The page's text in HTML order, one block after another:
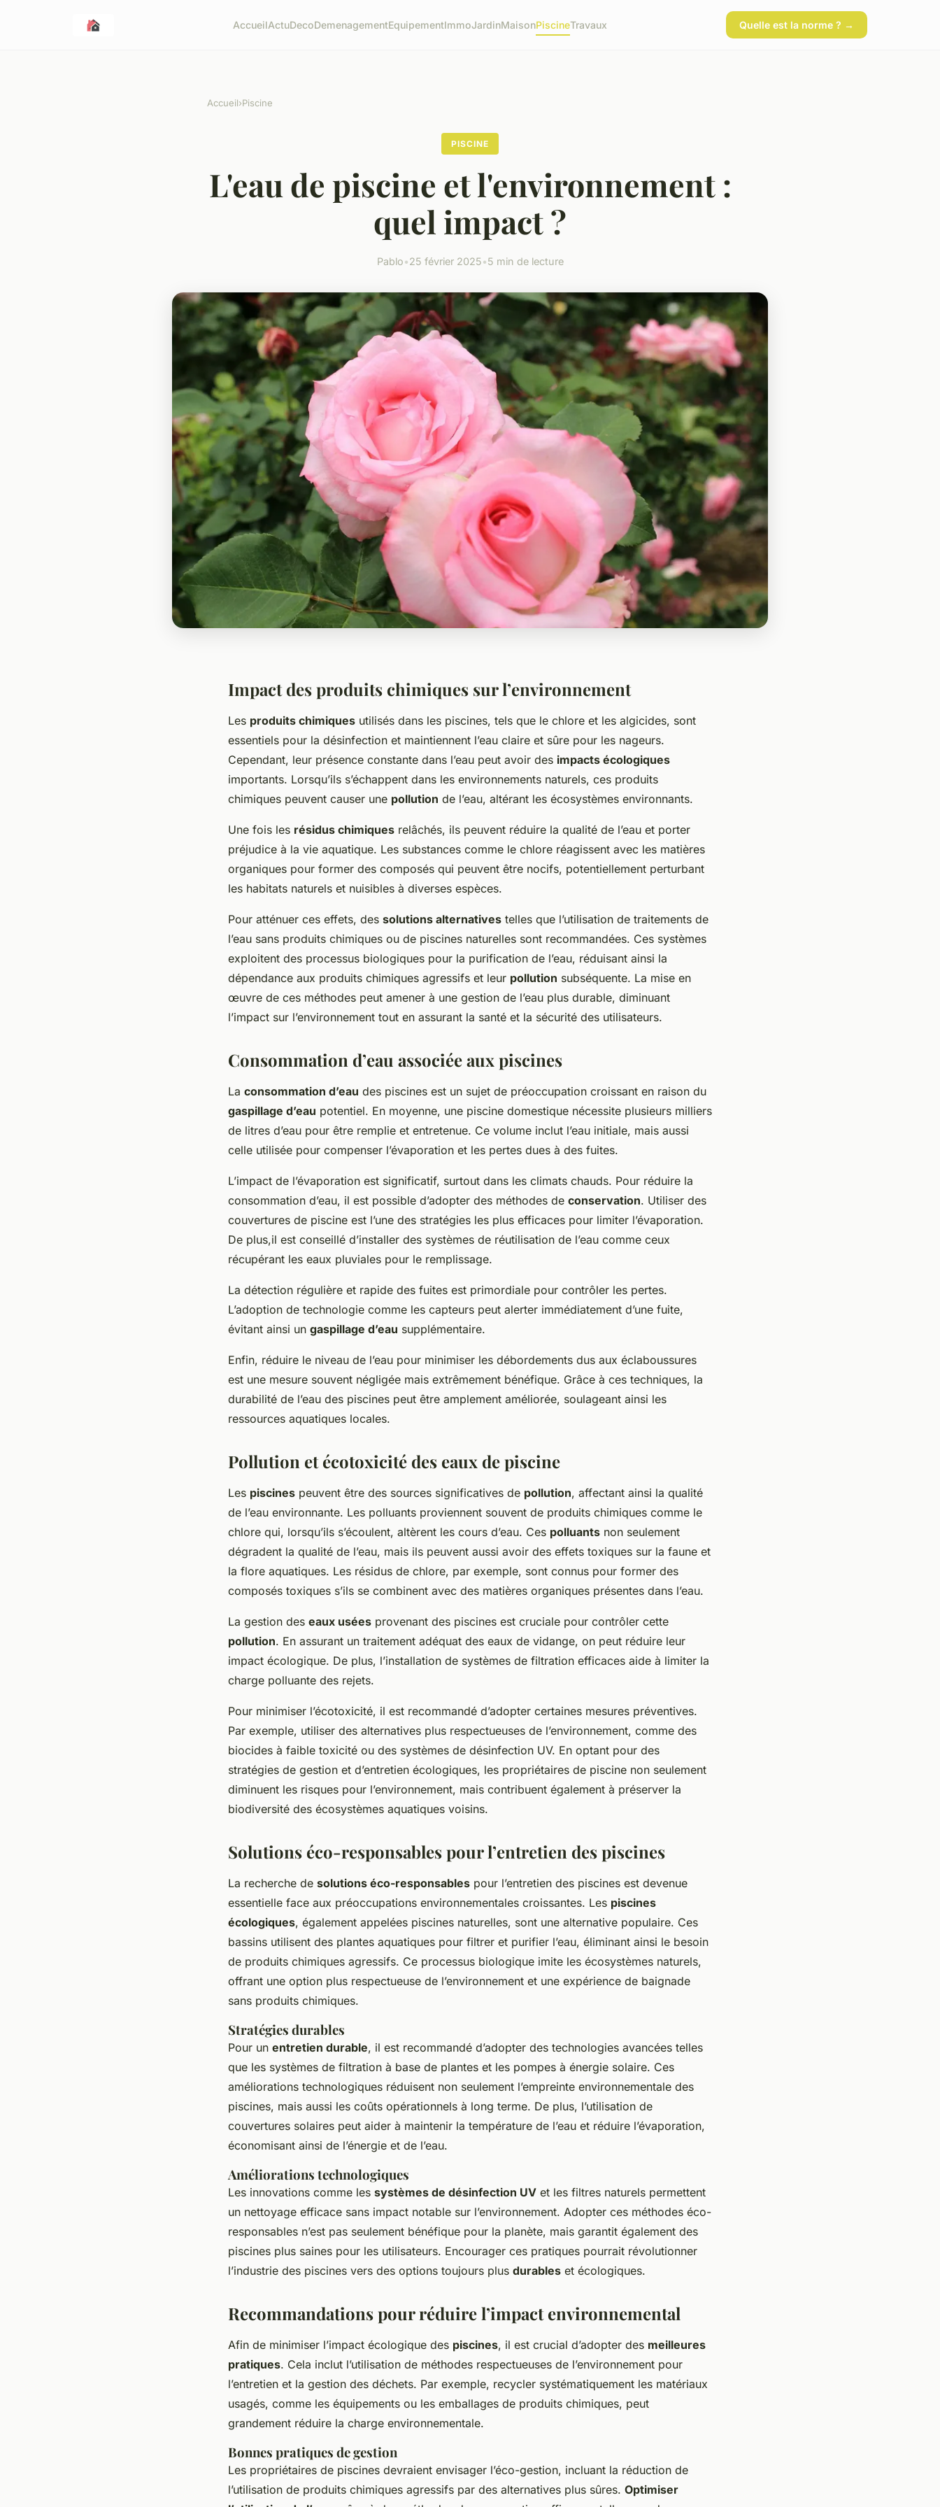
AccueilActuDecoDemenagementEquipementImmoJardinMaisonPiscineTravaux Quelle est la norme ? →
Accueil›Piscine
PISCINE
L'eau de piscine et l'environnement :
quel impact ?
Pablo•25 février 2025•5 min de lecture
Impact des produits chimiques sur l’environnement
Les produits chimiques utilisés dans les piscines, tels que le chlore et les algicides, sont
essentiels pour la désinfection et maintiennent l’eau claire et sûre pour les nageurs.
Cependant, leur présence constante dans l’eau peut avoir des impacts écologiques
importants. Lorsqu’ils s’échappent dans les environnements naturels, ces produits
chimiques peuvent causer une pollution de l’eau, altérant les écosystèmes environnants.
Une fois les résidus chimiques relâchés, ils peuvent réduire la qualité de l’eau et porter
préjudice à la vie aquatique. Les substances comme le chlore réagissent avec les matières
organiques pour former des composés qui peuvent être nocifs, potentiellement perturbant
les habitats naturels et nuisibles à diverses espèces.
Pour atténuer ces effets, des solutions alternatives telles que l’utilisation de traitements de
l’eau sans produits chimiques ou de piscines naturelles sont recommandées. Ces systèmes
exploitent des processus biologiques pour la purification de l’eau, réduisant ainsi la
dépendance aux produits chimiques agressifs et leur pollution subséquente. La mise en
œuvre de ces méthodes peut amener à une gestion de l’eau plus durable, diminuant
l’impact sur l’environnement tout en assurant la santé et la sécurité des utilisateurs.
Consommation d’eau associée aux piscines
La consommation d’eau des piscines est un sujet de préoccupation croissant en raison du
gaspillage d’eau potentiel. En moyenne, une piscine domestique nécessite plusieurs milliers
de litres d’eau pour être remplie et entretenue. Ce volume inclut l’eau initiale, mais aussi
celle utilisée pour compenser l’évaporation et les pertes dues à des fuites.
L’impact de l’évaporation est significatif, surtout dans les climats chauds. Pour réduire la
consommation d’eau, il est possible d’adopter des méthodes de conservation. Utiliser des
couvertures de piscine est l’une des stratégies les plus efficaces pour limiter l’évaporation.
De plus,il est conseillé d’installer des systèmes de réutilisation de l’eau comme ceux
récupérant les eaux pluviales pour le remplissage.
La détection régulière et rapide des fuites est primordiale pour contrôler les pertes.
L’adoption de technologie comme les capteurs peut alerter immédiatement d’une fuite,
évitant ainsi un gaspillage d’eau supplémentaire.
Enfin, réduire le niveau de l’eau pour minimiser les débordements dus aux éclaboussures
est une mesure souvent négligée mais extrêmement bénéfique. Grâce à ces techniques, la
durabilité de l’eau des piscines peut être amplement améliorée, soulageant ainsi les
ressources aquatiques locales.
Pollution et écotoxicité des eaux de piscine
Les piscines peuvent être des sources significatives de pollution, affectant ainsi la qualité
de l’eau environnante. Les polluants proviennent souvent de produits chimiques comme le
chlore qui, lorsqu’ils s’écoulent, altèrent les cours d’eau. Ces polluants non seulement
dégradent la qualité de l’eau, mais ils peuvent aussi avoir des effets toxiques sur la faune et
la flore aquatiques. Les résidus de chlore, par exemple, sont connus pour former des
composés toxiques s’ils se combinent avec des matières organiques présentes dans l’eau.
La gestion des eaux usées provenant des piscines est cruciale pour contrôler cette
pollution. En assurant un traitement adéquat des eaux de vidange, on peut réduire leur
impact écologique. De plus, l’installation de systèmes de filtration efficaces aide à limiter la
charge polluante des rejets.
Pour minimiser l’écotoxicité, il est recommandé d’adopter certaines mesures préventives.
Par exemple, utiliser des alternatives plus respectueuses de l’environnement, comme des
biocides à faible toxicité ou des systèmes de désinfection UV. En optant pour des
stratégies de gestion et d’entretien écologiques, les propriétaires de piscine non seulement
diminuent les risques pour l’environnement, mais contribuent également à préserver la
biodiversité des écosystèmes aquatiques voisins.
Solutions éco-responsables pour l’entretien des piscines
La recherche de solutions éco-responsables pour l’entretien des piscines est devenue
essentielle face aux préoccupations environnementales croissantes. Les piscines
écologiques, également appelées piscines naturelles, sont une alternative populaire. Ces
bassins utilisent des plantes aquatiques pour filtrer et purifier l’eau, éliminant ainsi le besoin
de produits chimiques agressifs. Ce processus biologique imite les écosystèmes naturels,
offrant une option plus respectueuse de l’environnement et une expérience de baignade
sans produits chimiques.
Stratégies durables
Pour un entretien durable, il est recommandé d’adopter des technologies avancées telles
que les systèmes de filtration à base de plantes et les pompes à énergie solaire. Ces
améliorations technologiques réduisent non seulement l’empreinte environnementale des
piscines, mais aussi les coûts opérationnels à long terme. De plus, l’utilisation de
couvertures solaires peut aider à maintenir la température de l’eau et réduire l’évaporation,
économisant ainsi de l’énergie et de l’eau.
Améliorations technologiques
Les innovations comme les systèmes de désinfection UV et les filtres naturels permettent
un nettoyage efficace sans impact notable sur l’environnement. Adopter ces méthodes éco-
responsables n’est pas seulement bénéfique pour la planète, mais garantit également des
piscines plus saines pour les utilisateurs. Encourager ces pratiques pourrait révolutionner
l’industrie des piscines vers des options toujours plus durables et écologiques.
Recommandations pour réduire l’impact environnemental
Afin de minimiser l’impact écologique des piscines, il est crucial d’adopter des meilleures
pratiques. Cela inclut l’utilisation de méthodes respectueuses de l’environnement pour
l’entretien et la gestion des déchets. Par exemple, recycler systématiquement les matériaux
usagés, comme les équipements ou les emballages de produits chimiques, peut
grandement réduire la charge environnementale.
Bonnes pratiques de gestion
Les propriétaires de piscines devraient envisager l’éco-gestion, incluant la réduction de
l’utilisation de produits chimiques agressifs par des alternatives plus sûres. Optimiser